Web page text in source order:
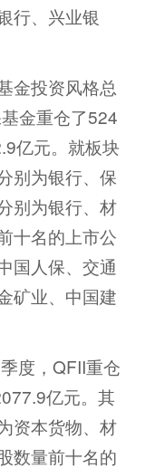
行、兴业银
投资风格总
金重仓了524
亿元。就板块
别为银行、保
别为银行、材
十名的上市公
国人保、交通
矿业、中国建
度，QFII重仓
亿元。其
资本货物、材
数量前十名的